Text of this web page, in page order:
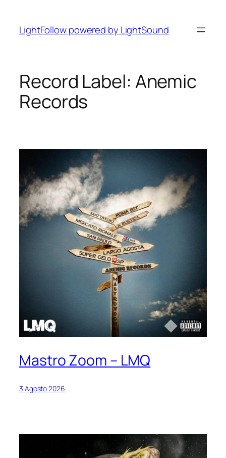
contenuto
LightFollow powered by LightSound
Record Label: Anemic
Records
Mastro Zoom – LMQ
3 Agosto 2026